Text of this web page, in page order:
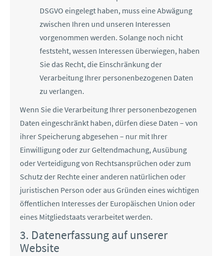
DSGVO eingelegt haben, muss eine Abwägung
zwischen Ihren und unseren Interessen
vorgenommen werden. Solange noch nicht
feststeht, wessen Interessen überwiegen, haben
Sie das Recht, die Einschränkung der
Verarbeitung Ihrer personenbezogenen Daten
zu verlangen.
Wenn Sie die Verarbeitung Ihrer personenbezogenen
Daten eingeschränkt haben, dürfen diese Daten – von
ihrer Speicherung abgesehen – nur mit Ihrer
Einwilligung oder zur Geltendmachung, Ausübung
oder Verteidigung von Rechtsansprüchen oder zum
Schutz der Rechte einer anderen natürlichen oder
juristischen Person oder aus Gründen eines wichtigen
öffentlichen Interesses der Europäischen Union oder
eines Mitgliedstaats verarbeitet werden.
3. Datenerfassung auf unserer
Website